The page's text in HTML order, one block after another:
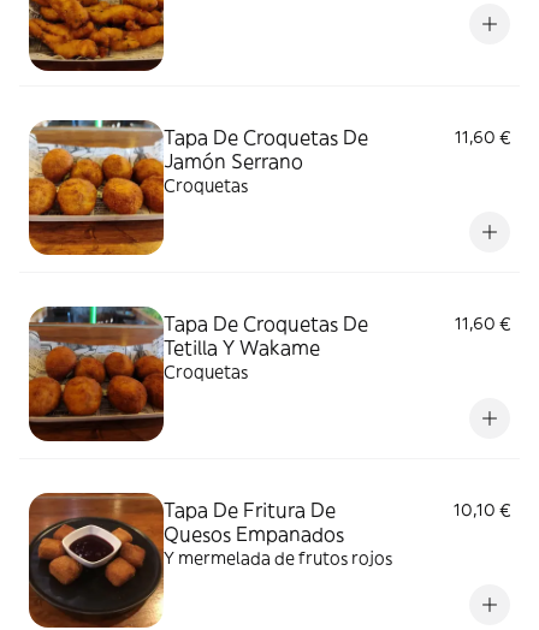
Tapa De Croquetas De
Jamón Serrano
11,60 €
Croquetas
Tapa De Croquetas De
Tetilla Y Wakame
11,60 €
Croquetas
Tapa De Fritura De
Quesos Empanados
10,10 €
Y mermelada de frutos rojos